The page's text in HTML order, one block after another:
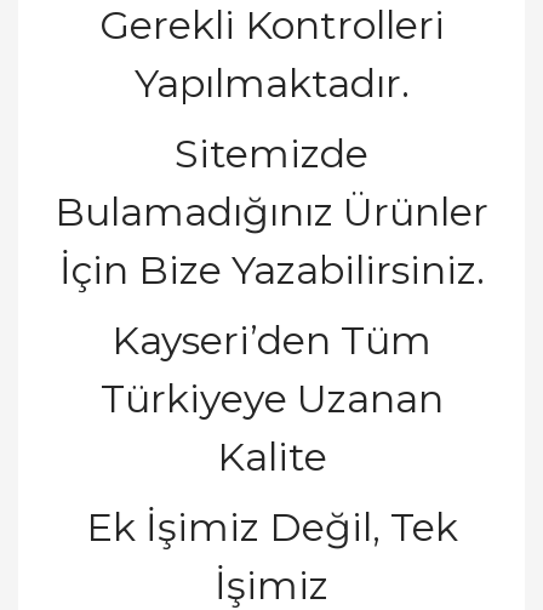
Gerekli Kontrolleri
Yapılmaktadır.
Sitemizde
Bulamadığınız Ürünler
İçin Bize Yazabilirsiniz.
Kayseri’den Tüm
Türkiyeye Uzanan
Kalite
Ek İşimiz Değil, Tek
İşimiz